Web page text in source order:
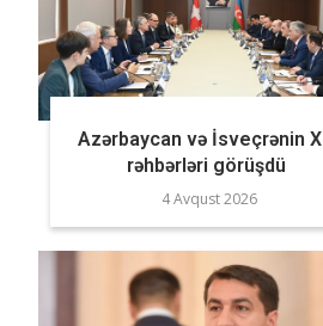
Azərbaycan və İsveçrənin
rəhbərləri görüşdü
4 Avqust 2026